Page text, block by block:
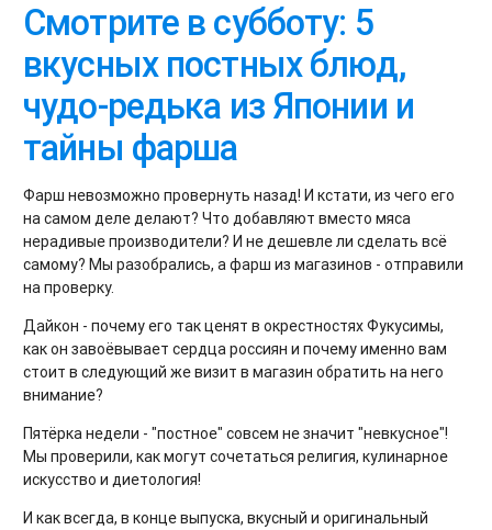
Смотрите в субботу: 5
вкусных постных блюд,
чудо-редька из Японии и
тайны фарша
Фарш невозможно провернуть назад! И кстати, из чего его
на самом деле делают? Что добавляют вместо мяса
нерадивые производители? И не дешевле ли сделать всё
самому? Мы разобрались, а фарш из магазинов - отправили
на проверку.
Дайкон - почему его так ценят в окрестностях Фукусимы,
как он завоёвывает сердца россиян и почему именно вам
стоит в следующий же визит в магазин обратить на него
внимание?
Пятёрка недели - "постное" совсем не значит "невкусное"!
Мы проверили, как могут сочетаться религия, кулинарное
искусство и диетология!
И как всегда, в конце выпуска, вкусный и оригинальный